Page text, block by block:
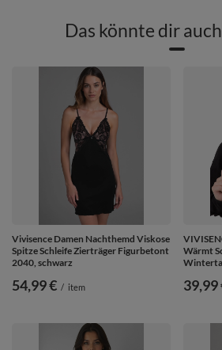
Das könnte dir
Vivisence Damen Nachthemd Viskose
Spitze Schleife Zierträger Figurbetont
2040, schwarz
54,99 € / item
Wärmt
39,99